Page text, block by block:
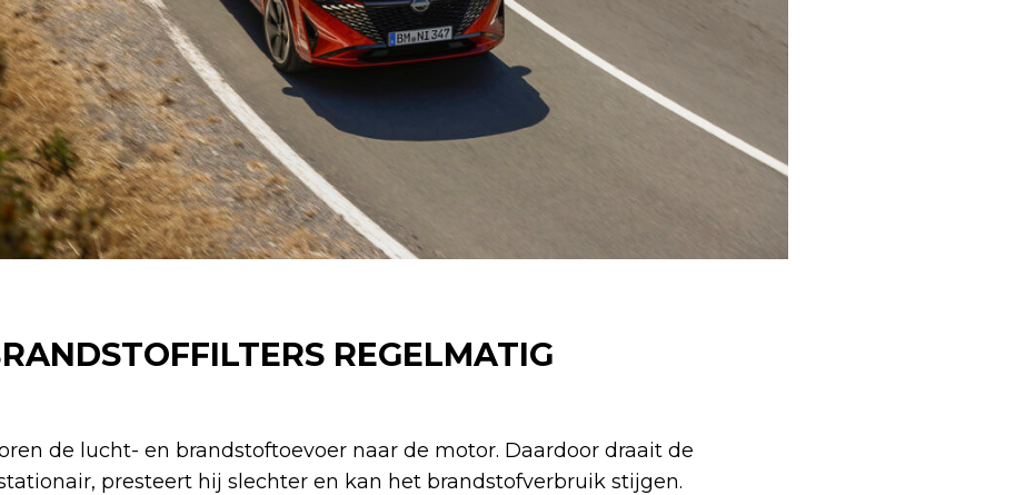
REGELMATIG
de lucht- en brandstoftoevoer naar de motor. Daardoor draait de
presteert hij slechter en kan het brandstofverbruik stijgen.